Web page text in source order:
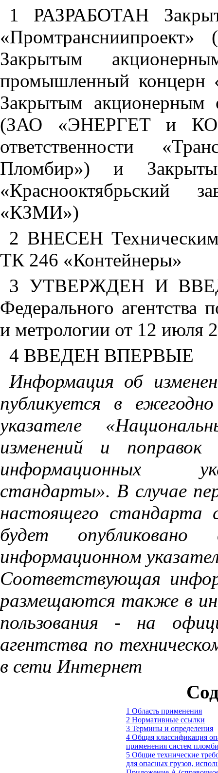
1 РАЗРАБОТАН
Закрытым
промышленный
Закрытым
(ЗАО «ЭНЕРГЕТ и
ответственности
Пломбир») и
«Краснооктябрьский
«КЗМИ»)
2 ВНЕСЕН Техническим
ТК 246 «Контейнеры»
3 УТВЕРЖДЕН И
Федерального агентства
и метрологии от 12 июля
4 ВВЕДЕН ВПЕРВЫЕ
Информация об
публикуется в
указателе
изменений и
информационных
стандарты». В случае
настоящего стандарта
будет опубликовано
информационном
Соответствующая
размещаются также в
пользования - на
агентства по
в сети Интернет
1 Область применения
2 Нормативные ссылки
3 Термины и определения
4 Общая классификация
применения систем
5 Общие технические
для опасных грузов,